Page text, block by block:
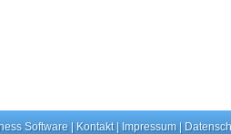
Software| Kontakt| Impressum|